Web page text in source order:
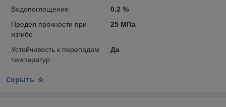
Водопоглощение
0.2 %
Предел прочности при
изгибе
25 МПа
Устойчивость к перепадам
температур
Да
Скрыть